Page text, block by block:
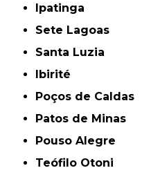
Ipatinga
Sete Lagoas
Santa Luzia
Ibirité
Poços de Caldas
Patos de Minas
Pouso Alegre
Teófilo Otoni